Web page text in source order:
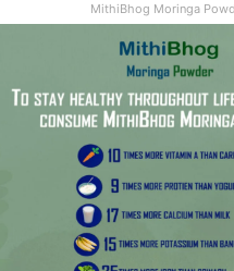
MithiBhog Moringa